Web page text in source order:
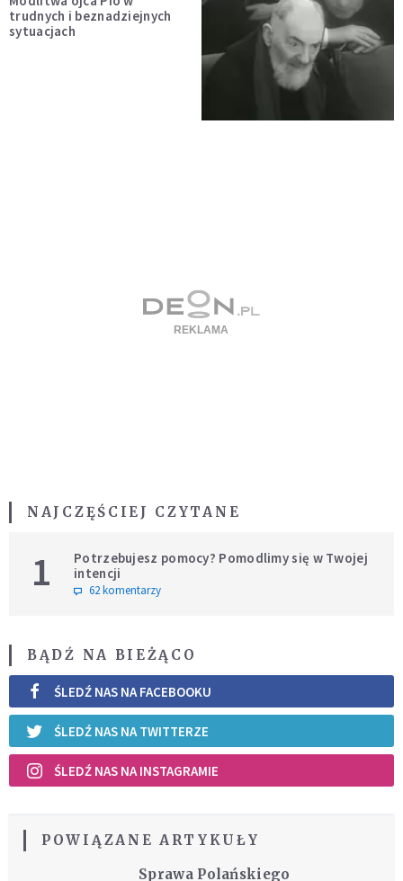
trudnych i beznadziejnych
sytuacjach
NAJCZĘŚCIEJ CZYTANE
1
Potrzebujesz pomocy? Pomodlimy się w Twojej
intencji
62 komentarzy
BĄDŹ NA BIEŻĄCO
ŚLEDŹ NAS NA FACEBOOKU
ŚLEDŹ NAS NA TWITTERZE
ŚLEDŹ NAS NA INSTAGRAMIE
POWIĄZANE ARTYKUŁY
Sprawa Polańskiego